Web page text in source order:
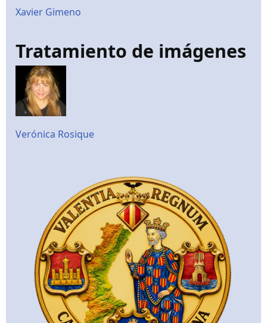
Xavier Gimeno
Tratamiento de imágenes
Verónica Rosique